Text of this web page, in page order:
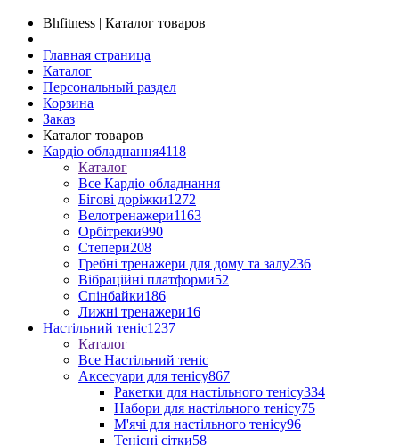
Bhfitness | Каталог товаров
Главная страница
Каталог
Персональный раздел
Корзина
Заказ
Каталог товаров
Кардіо обладнання4118
Каталог
Все Кардіо обладнання
Бігові доріжки1272
Велотренажери1163
Орбітреки990
Степери208
Гребні тренажери для дому та залу236
Вібраційні платформи52
Спінбайки186
Лижні тренажери16
Настільний теніс1237
Каталог
Все Настільний теніс
Аксесуари для тенісу867
Ракетки для настільного тенісу334
Набори для настільного тенісу75
М'ячі для настільного тенісу96
Тенісні сітки58